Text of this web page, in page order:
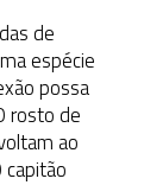
de
espécie
possa
rosto de
ao
capitão